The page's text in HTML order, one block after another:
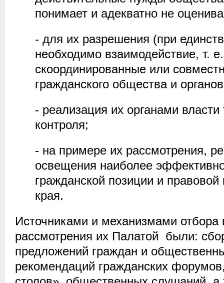
понимает и адекватно не
- для их разрешения (при
необходимо взаимодействие, т.
скоординированные или
гражданского общества и
- реализация их органами
контроля;
- на примере их рассмотрения,
освещения наиболее
гражданской позиции и правовой
края.
Источниками и механизмами отбора
рассмотрения их Палатой были:
предложений граждан и
рекомендаций гражданских